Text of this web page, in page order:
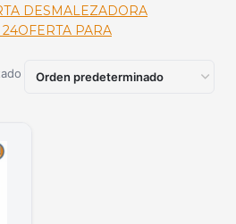
DESMALEZADORA
24OFERTA PARA